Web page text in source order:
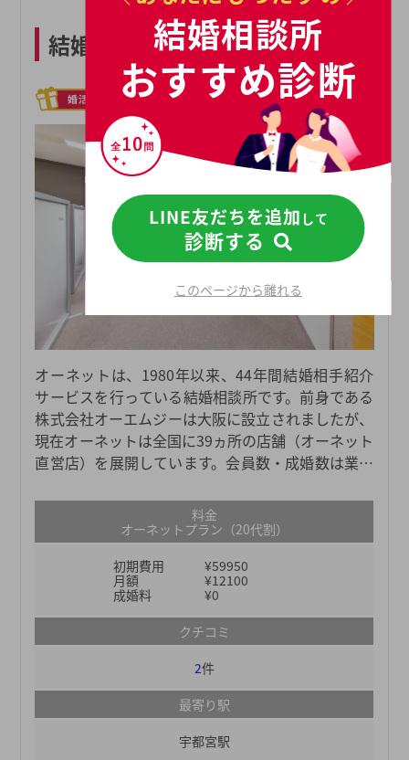
結婚相談所オーネット 宇都宮店
オーネットは、1980年以来、44年間結婚相手紹介
サービスを行っている結婚相談所です。前身である
株式会社オーエムジーは大阪に設立されましたが、
現在オーネットは全国に39ヵ所の店舗（オーネット
直営店）を展開しています。会員数・成婚数は業界
を成功させたい方にもおすすめです。※当社は、登
録会員数、お見合い数、および成婚数No.1（＊）の
IBJの加盟相談所です。＊日本マーケティングリサ
ーチ機構調べ（成婚数/お見合い件数：2023年実
績、会員数：2023年12月末時点、2024年1月期_指
定領域における市場調査）また、全国に店舗がある
ため婚活を進めながら転職やUターンなどで引っ越
しをしても、その地域の店舗で引き続き活動できる
ところもポイント。全国のお相手候補を紹介してく
れるので、場所を問わず婚活を進められます。結婚
の可能性を高める婚活サポートをしてくれるオーネ
ットで、理想のお相手を探してみませんか？
料金
オーネットプラン（20代割）
初期費用
¥59950
月額
¥12100
成婚料
¥0
クチコミ
2件
最寄り駅
宇都宮駅
結婚相談所
おすすめ診断
LINE友だちを追加 して
診断する
このページから離れる